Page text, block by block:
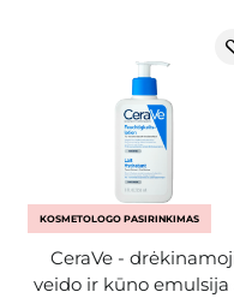
KOSMETOLOGO PASIRINKIMAS
CeraVe -
veido ir kūno emulsija